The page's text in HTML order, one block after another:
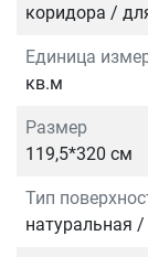
коридора /
Единица
кв.м
Размер
119,5*320 см
Тип
натуральная